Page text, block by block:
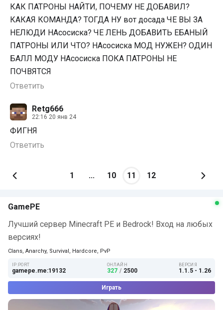
КАК ПАТРОНЫ НАЙТИ, ПОЧЕМУ НЕ ДОБАВИЛ?
КАКАЯ КОМАНДА? ТОГДА НУ вот досада ЧЕ ВЫ ЗА
НЕЛЮДИ НАсосиска? ЧЕ ЛЕНЬ ДОБАВИТЬ ЕБАНЫЙ
ПАТРОНЫ ИЛИ ЧТО? НАсосиска МОД НУЖЕН? ОДИН
БАЛЛ МОДУ НАсосиска ПОКА ПАТРОНЫ НЕ
ПОЧВЯТСЯ
Ответить
Retg666
22:16 20 янв 24
ФИГНЯ
Ответить
1 ... 10 11 12
GamePE
Лучший сервер Minecraft PE и Bedrock! Вход на любых
версиях!
Clans, Anarchy, Survival, Hardcore, PvP
IP:PORT
gamepe.me:19132
ОНЛАЙН
327 / 2500
ВЕРСИЯ
1.1.5 - 1.26
Играть